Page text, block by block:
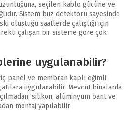
seçilen kablo gücüne ve
Sistem buz detektörü sayesinde
oluştuğu saatlerde çalıştığı için
çalışan bir sisteme göre çok
uygulanabilir?
panel ve membran kaplı eğimli
uygulanabilir. Mevcut binalarda
silikon, alüminyum bant ve
montaj yapılabilir.